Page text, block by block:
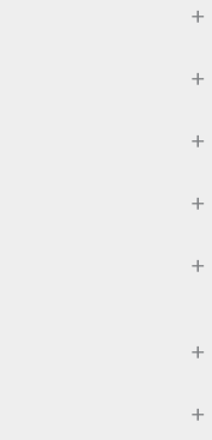
+
+
+
+
+
+
+